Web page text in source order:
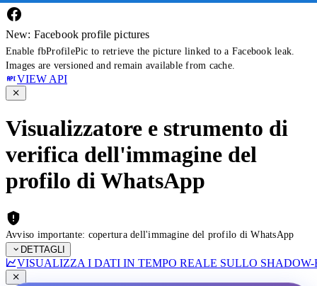
New: Facebook profile pictures
Enable fbProfilePic to retrieve the picture linked to a Facebook leak.
Images are versioned and remain available from cache.
VIEW API
Visualizzatore e strumento di
verifica dell'immagine del
profilo di WhatsApp
Avviso importante: copertura dell'immagine del profilo di WhatsApp
DETTAGLI
VISUALIZZA I DATI IN TEMPO REALE SULLO